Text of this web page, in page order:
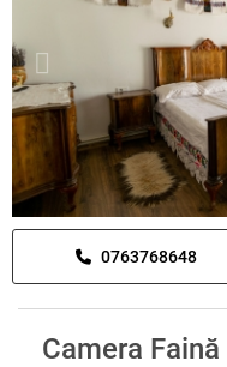
0763768648
Camera Faină